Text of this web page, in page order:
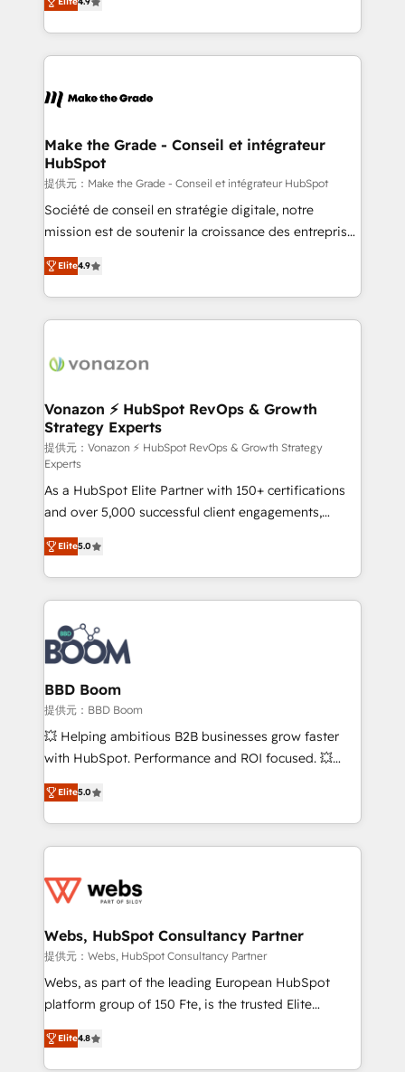
international offices and 175+ employees.
téléphonie, etc.) • Alignement des équipes grâce à un
outil et des données partagées • Amélioration de la
collecte et de l’analyse des données pour des
de la productivité des équipes Notre équipe de 30
avec un engagement total, alignant processus
métiers et technologie, et guidant vos équipes à
travers le changement, tout en centrant vos objectifs
d’entreprise. Grâce à une méthodologie éprouvée
auprès de plus de 400 clients, nous comprenons
HubSpot dans votre organisation. Pour toute
question technique ou besoin de structuration de
Make the Grade - Conseil et intégrateur
HubSpot
提供元：Make the Grade - Conseil et intégrateur HubSpot
Société de conseil en stratégie digitale, notre
mission est de soutenir la croissance des entreprises
B2B à travers l’acquisition de nouveaux clients,
l'intégration CRM et le développement des revenus
auprès de vos comptes existants. En France et à
l'international, nous travaillons avec des ETI
delà d’une simple transformation digitale et des
➤ L’intégration de CRM et de méthodologie RevOps
pour aligner les équipes marketing, commerciales et
support client (data migration, synchronisation API,
audit et maintenance) ➤ La création de sites internet
de conversion qui transforment les visiteurs en
opportunités d'affaires ➤ La mise en place de
stratégies d'acquisition marketing (SEO, SEA,
inbound, automatisation marketing, ABM, IA,
emailing) Informations clés : - 10 ans d'expérience -
100+ intégrations CRM HubSpot réussies - 40
experts conseil - 150 certifications HubSpot
cumulées
Elite4.9
Vonazon ⚡ HubSpot RevOps & Growth
Strategy Experts
提供元：Vonazon ⚡ HubSpot RevOps & Growth Strategy
Experts
As a HubSpot Elite Partner with 150+ certifications
and over 5,000 successful client engagements,
Vonazon turns marketing complexity into
measurable, scalable growth. From onboarding to
enterprise-grade campaigns, our in-house team
builds scalable strategies that drive long-term
revenue. ⚙️ HubSpot Integration & Optimization •
Seamless CRM, CMS, and automation setup •
Complex platform migrations and data cleanups •
Custom APIs and third-party integrations 📈 End-to-
End Revenue Acceleration • Lifecycle marketing and
pipeline growth programs • Sales enablement tools
and CRM optimization • Retention strategies with
Execution • 750+ onboardings and 2,000+
implementations • Deep expertise across marketing,
Elite5.0
BBD Boom
提供元：BBD Boom
💥 Helping ambitious B2B businesses grow faster
with HubSpot. Performance and ROI focused. 💥
BBD Boom is the HubSpot partner that can help you
to HubSpot Better. We work with your teams to
solve all your HubSpot challenges and improve user
adoption, sales process and marketing results.
the first time 🔧 Designing and optimising your
and build using HubSpot 🔌 Integrating HubSpot
with other systems 🎓 Training your teams to be
HubSpot pros 📊 Lead generation services using
HubSpot Why us? - SIX HubSpot Accreditations -
CRM, Solutions Architecture, Onboarding , Data
Migration, Custom Integration & Platform
Elite5.0
Webs, HubSpot Consultancy Partner
提供元：Webs, HubSpot Consultancy Partner
Webs, as part of the leading European HubSpot
platform group of 150 Fte, is the trusted Elite
HubSpot CRM Partner offering you a roadmap on
maximizing EBITDA and achieving Commercial
Elite4.8